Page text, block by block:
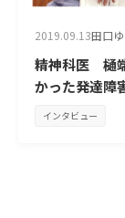
2019.09.13田口
精神科医 樋
かった発達障
インタビュー